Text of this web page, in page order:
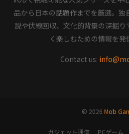
品から日本の話題作までを厳選。
説や伏線回収、文化的背景の深掘
く楽しむための情報を発
Contact us:
© 2026 Mob
ガジェット通信 PCゲーム